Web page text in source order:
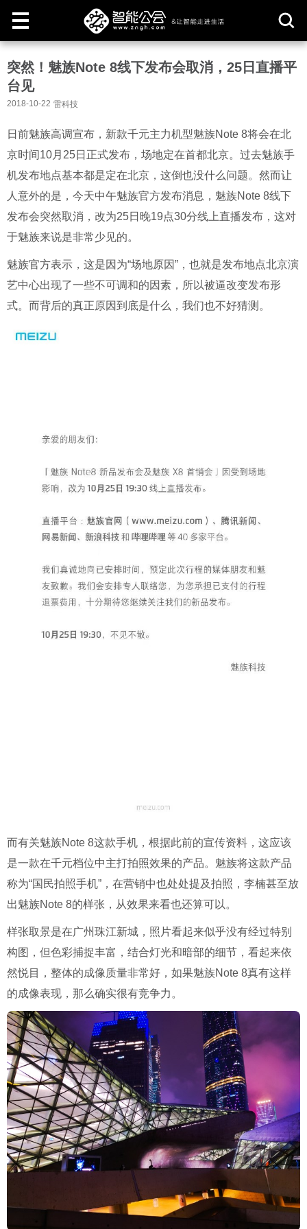
取
突然！魅族Note 8线下发布会取消，25日直播平
台见
2018-10-22 雷科技
日前魅族高调宣布，新款千元主力机型魅族Note 8将会在北
京时间10月25日正式发布，场地定在首都北京。过去魅族手
机发布地点基本都是定在北京，这倒也没什么问题。 然而让
人意外的是，今天中午魅族官方发布消息，魅族Note 8线下
发布会突然取消，改为25日晚19点30分线上直播发布，这对
于魅族来说是非常少见的。
魅族官方表示，这是因为“场地原因”，也就是发布地点北京演
艺中心出现了一些不可调和的因素，所以被逼改变发布形
式。而背后的真正原因到底是什么，我们也不好猜测。
而有关魅族Note 8这款手机，根据此前的宣传资料，这应该
是一款在千元档位中主打拍照效果的产品。 魅族将这款产品
称为“国民拍照手机”，在营销中也处处提及拍照，李楠甚至放
出魅族Note 8的样张，从效果来看也还算可以。
样张取景是在广州珠江新城，照片看起来似乎没有经过特别
构图，但色彩捕捉丰富，结合灯光和暗部的细节，看起来依
然悦目，整体的成像质量非常好，如果魅族Note 8真有这样
的成像表现，那么确实很有竞争力。